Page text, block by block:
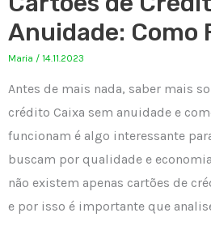
Anuidade: Como
Maria / 14.11.2023
Antes de mais nada, saber mais
crédito Caixa sem anuidade e
funcionam é algo interessante
buscam por qualidade e
não existem apenas cartões de
e por isso é importante que